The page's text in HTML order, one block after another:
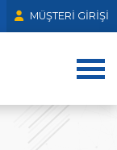
MÜŞTERI GIRIŞI